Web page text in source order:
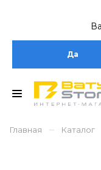
Да
Главная – Каталог